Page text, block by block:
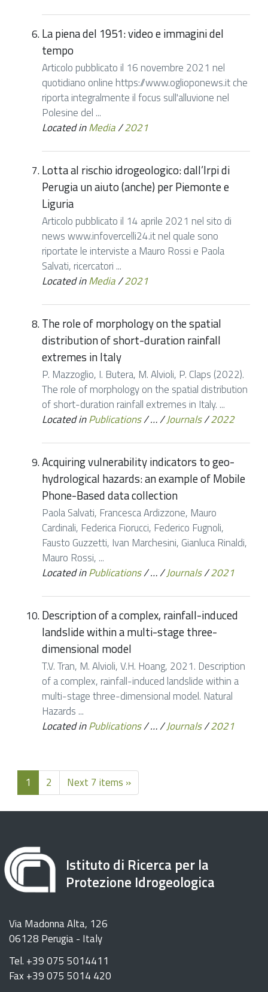
La piena del 1951: video e immagini del
tempo
Articolo pubblicato il 16 novembre 2021 nel
quotidiano online https://www.oglioponews.it che
riporta integralmente il focus sull'alluvione nel
Polesine del ...
Located inMedia/2021
Lotta al rischio idrogeologico: dall’Irpi di
Perugia un aiuto (anche) per Piemonte e
Liguria
Articolo pubblicato il 14 aprile 2021 nel sito di
news www.infovercelli24.it nel quale sono
riportate le interviste a Mauro Rossi e Paola
Salvati, ricercatori ...
Located inMedia/2021
The role of morphology on the spatial
distribution of short-duration rainfall
extremes in Italy
P. Mazzoglio, I. Butera, M. Alvioli, P. Claps (2022).
The role of morphology on the spatial distribution
of short-duration rainfall extremes in Italy. ...
Located inPublications/…/Journals/2022
Acquiring vulnerability indicators to geo-
hydrological hazards: an example of Mobile
Phone-Based data collection
Paola Salvati, Francesca Ardizzone, Mauro
Cardinali, Federica Fiorucci, Federico Fugnoli,
Fausto Guzzetti, Ivan Marchesini, Gianluca Rinaldi,
Mauro Rossi, ...
Located inPublications/…/Journals/2021
Description of a complex, rainfall-induced
landslide within a multi-stage three-
dimensional model
T.V. Tran, M. Alvioli, V.H. Hoang, 2021. Description
of a complex, rainfall-induced landslide within a
multi-stage three-dimensional model. Natural
Hazards ...
Located inPublications/…/Journals/2021
1 2 Next 7 items »
Istituto di Ricerca per la
Protezione Idrogeologica
Via Madonna Alta, 126
06128 Perugia - Italy
Tel. +39 075 5014411
Fax +39 075 5014 420